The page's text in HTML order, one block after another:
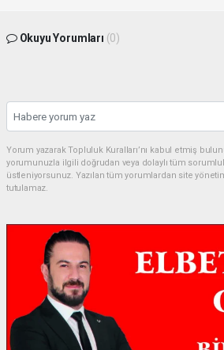
Okuyu Yorumları (0)
Yorum yazarak Topluluk Kuralları’nı kabul etmiş
yorumunuzla ilgili doğrudan veya dolaylı tüm
üstleniyorsunuz. Yazılan tüm yorumlardan site
tutulamaz.